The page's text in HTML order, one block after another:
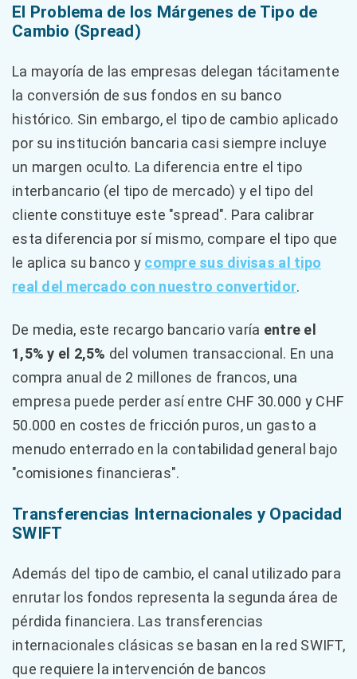
El Problema de los Márgenes de Tipo de
Cambio (Spread)
La mayoría de las empresas delegan tácitamente
la conversión de sus fondos en su banco
histórico. Sin embargo, el tipo de cambio aplicado
por su institución bancaria casi siempre incluye
un margen oculto. La diferencia entre el tipo
interbancario (el tipo de mercado) y el tipo del
cliente constituye este "spread". Para calibrar
esta diferencia por sí mismo, compare el tipo que
le aplica su banco y compre sus divisas al tipo
real del mercado con nuestro convertidor.
De media, este recargo bancario varía entre el
1,5% y el 2,5% del volumen transaccional. En una
compra anual de 2 millones de francos, una
empresa puede perder así entre CHF 30.000 y CHF
50.000 en costes de fricción puros, un gasto a
menudo enterrado en la contabilidad general bajo
"comisiones financieras".
Transferencias Internacionales y Opacidad
SWIFT
Además del tipo de cambio, el canal utilizado para
enrutar los fondos representa la segunda área de
pérdida financiera. Las transferencias
internacionales clásicas se basan en la red SWIFT,
que requiere la intervención de bancos